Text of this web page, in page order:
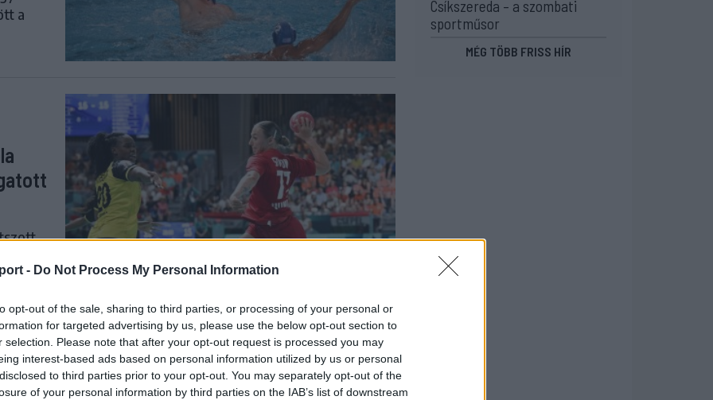
- Do Not Process My Personal Information
opt-out of the sale, sharing to third parties, or processing of your personal or
for targeted advertising by us, please use the below opt-out section to
selection. Please note that after your opt-out request is processed you may
interest-based ads based on personal information utilized by us or personal
to third parties prior to your opt-out. You may separately opt-out of the
of your personal information by third parties on the IAB’s list of downstream
a
a
Csíkszereda – a szombati
sportműsor
MÉG TÖBB FRISS HÍR